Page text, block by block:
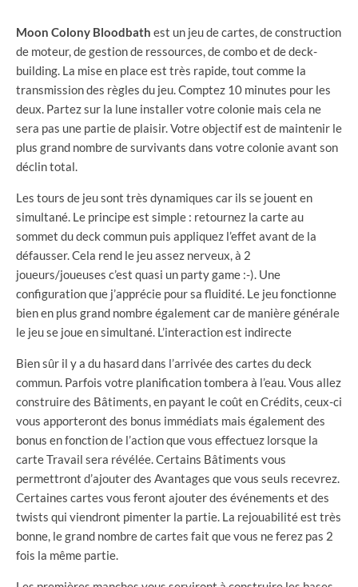
Moon Colony Bloodbath est un jeu de cartes, de construction
de moteur, de gestion de ressources, de combo et de deck-
building. La mise en place est très rapide, tout comme la
transmission des règles du jeu. Comptez 10 minutes pour les
deux. Partez sur la lune installer votre colonie mais cela ne
sera pas une partie de plaisir. Votre objectif est de maintenir le
plus grand nombre de survivants dans votre colonie avant son
déclin total.
Les tours de jeu sont très dynamiques car ils se jouent en
simultané. Le principe est simple : retournez la carte au
sommet du deck commun puis appliquez l’effet avant de la
défausser. Cela rend le jeu assez nerveux, à 2
joueurs/joueuses c’est quasi un party game :-). Une
configuration que j’apprécie pour sa fluidité. Le jeu fonctionne
bien en plus grand nombre également car de manière générale
le jeu se joue en simultané. L’interaction est indirecte
Bien sûr il y a du hasard dans l’arrivée des cartes du deck
commun. Parfois votre planification tombera à l’eau. Vous allez
construire des Bâtiments, en payant le coût en Crédits, ceux-ci
vous apporteront des bonus immédiats mais également des
bonus en fonction de l’action que vous effectuez lorsque la
carte Travail sera révélée. Certains Bâtiments vous
permettront d’ajouter des Avantages que vous seuls recevrez.
Certaines cartes vous feront ajouter des événements et des
twists qui viendront pimenter la partie. La rejouabilité est très
bonne, le grand nombre de cartes fait que vous ne ferez pas 2
fois la même partie.